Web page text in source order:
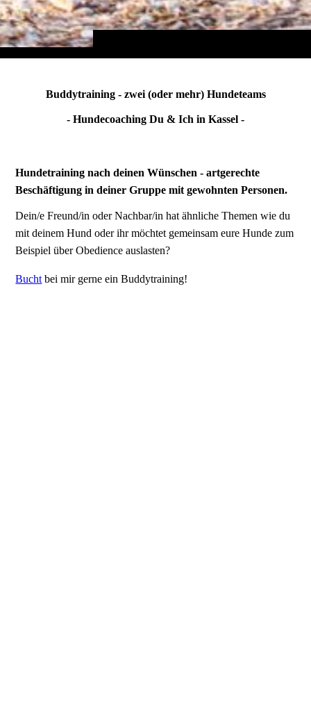
Buddytraining - zwei (oder mehr) Hundeteams
- Hundecoaching Du & Ich in Kassel -
Hundetraining nach deinen Wünschen - artgerechte
Beschäftigung in deiner Gruppe mit gewohnten Personen.
Dein/e Freund/in oder Nachbar/in hat ähnliche Themen wie du
mit deinem Hund oder ihr möchtet gemeinsam eure Hunde zum
Beispiel über Obedience auslasten?
Bucht bei mir gerne ein Buddytraining!